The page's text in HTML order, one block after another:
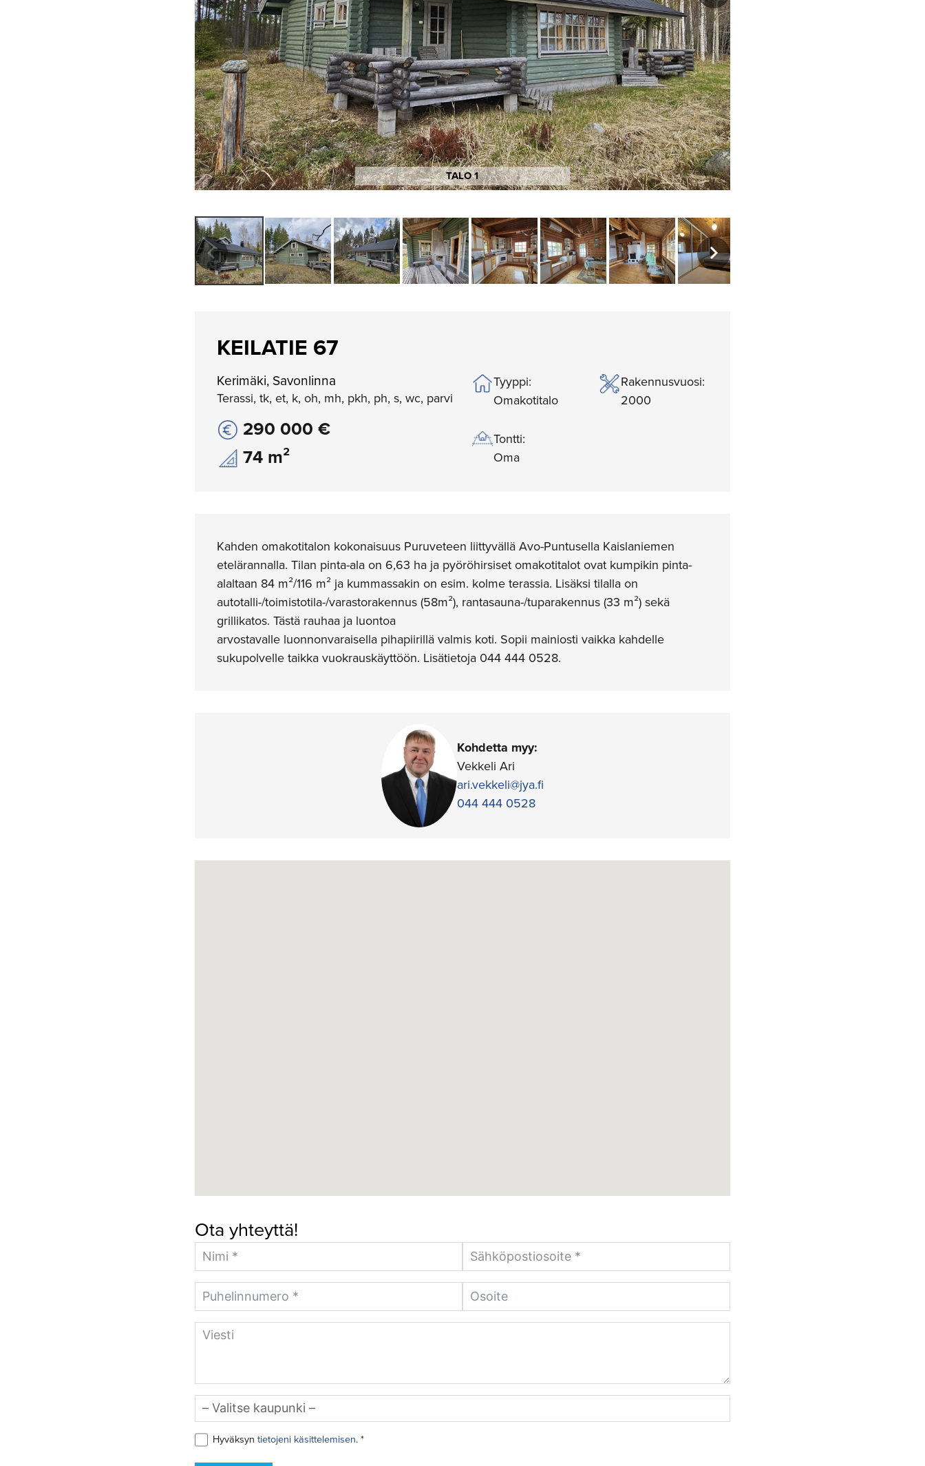
TALO 1
KEILATIE 67
Kerimäki, Savonlinna
Terassi, tk, et, k, oh, mh, pkh, ph, s, wc, parvi
290 000 €
74 m²
Tyyppi:
Omakotitalo
Rakennusvuosi:
2000
Tontti:
Oma
Kahden omakotitalon kokonaisuus Puruveteen liittyvällä Avo-Puntusella Kaislaniemen
etelärannalla. Tilan pinta-ala on 6,63 ha ja pyöröhirsiset omakotitalot ovat kumpikin pinta-
alaltaan 84 m²/116 m² ja kummassakin on esim. kolme terassia. Lisäksi tilalla on
autotalli-/toimistotila-/varastorakennus (58m²), rantasauna-/tuparakennus (33 m²) sekä
grillikatos. Tästä rauhaa ja luontoa
arvostavalle luonnonvaraisella pihapiirillä valmis koti. Sopii mainiosti vaikka kahdelle
sukupolvelle taikka vuokrauskäyttöön. Lisätietoja 044 444 0528.
Kohdetta myy:
Vekkeli Ari
ari.vekkeli@jya.fi
044 444 0528
Ota yhteyttä!
Hyväksyn tietojeni käsittelemisen. *